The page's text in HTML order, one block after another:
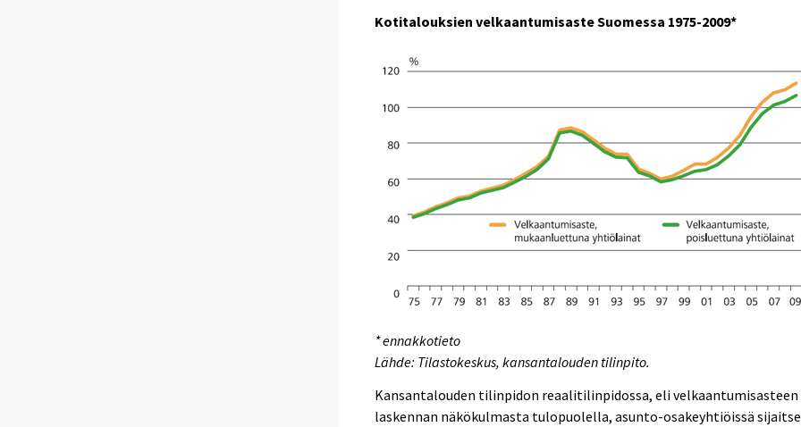
Kotitalouksien velkaantumisaste Suomessa 1975-2009*
* ennakkotieto
Lähde: Tilastokeskus, kansantalouden tilinpito.
Kansantalouden tilinpidon reaalitilinpidossa, eli velkaantumisasteen
laskennan näkökulmasta tulopuolella, asunto-osakeyhtiöissä